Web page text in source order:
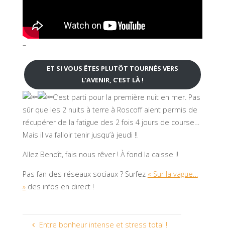
–
ET SI VOUS ÊTES PLUTÔT TOURNÉS VERS
L’AVENIR, C’EST LÀ !
C’est parti pour la première nuit en mer. Pas
sûr que les 2 nuits à terre à Roscoff aient permis de
récupérer de la fatigue des 2 fois 4 jours de course…
Mais il va falloir tenir jusqu’à jeudi !!
Allez Benoît, fais nous rêver ! À fond la caisse !!
Pas fan des réseaux sociaux ? Surfez « Sur la vague…
»des infos en direct !
Entre bonheur intense et stress total !